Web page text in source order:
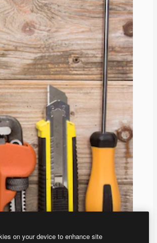
on your device to enhance site